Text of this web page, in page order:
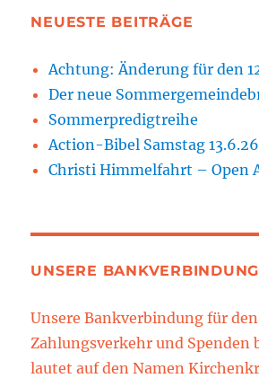
NEUESTE BEITRÄGE
Achtung: Änderung für den
Der neue
Sommerpredigtreihe
Action-Bibel Samstag 13.6.26
Christi Himmelfahrt – Open
UNSERE
Unsere Bankverbindung für den
Zahlungsverkehr und Spenden
lautet auf den Namen